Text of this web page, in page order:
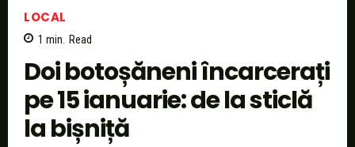
LOCAL
1 min. Read
Doi botoșăneni încarcerați
pe 15 ianuarie: de la sticlă
la bișniță